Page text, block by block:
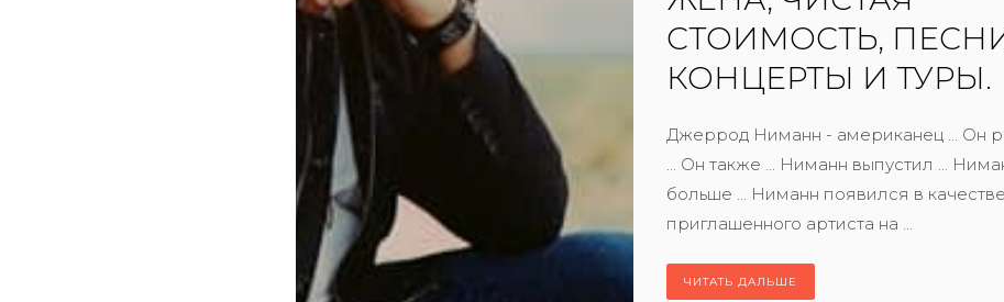
СТОИМОСТЬ,
КОНЦЕРТЫ И ТУРЫ.
Джеррод Ниманн - американец ... Он
... Он также ... Ниманн выпустил ...
больше ... Ниманн появился в качестве
приглашенного артиста на ...
ЧИТАТЬ ДАЛЬШЕ